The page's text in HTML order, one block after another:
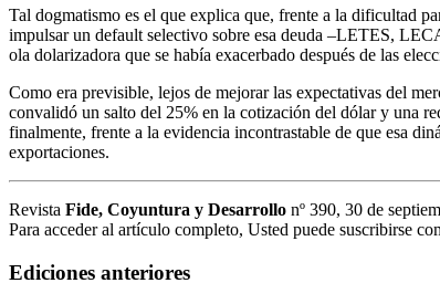
Tal dogmatismo es el que explica que, frente a la dificultad
impulsar un default selectivo sobre esa deuda –LETES,
ola dolarizadora que se había exacerbado después de las
Como era previsible, lejos de mejorar las expectativas del
convalidó un salto del 25% en la cotización del dólar y una
finalmente, frente a la evidencia incontrastable de que esa
exportaciones.
Revista Fide, Coyuntura y Desarrollo nº 390, 30 de
Para acceder al artículo completo, Usted puede suscribirse
Ediciones anteriores